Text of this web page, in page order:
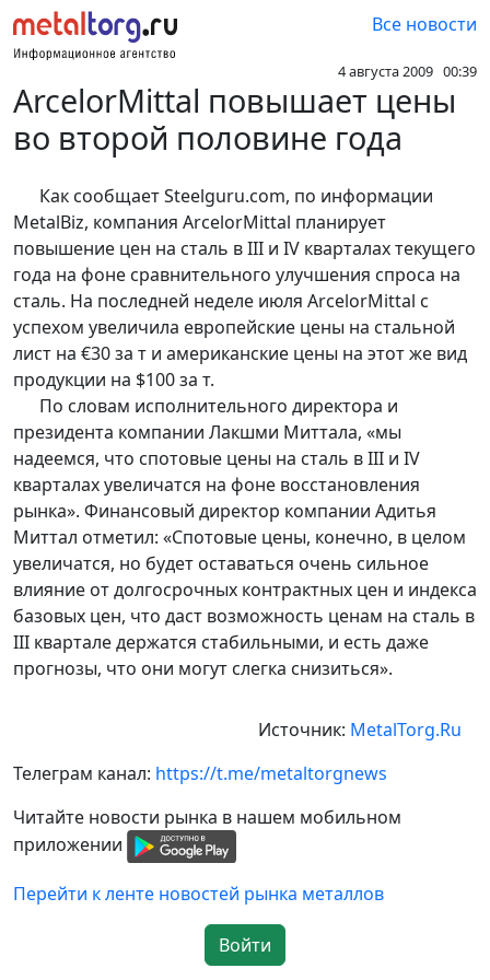
Все новости
4 августа 2009 00:39
ArcelorMittal повышает цены
во второй половине года
Как сообщает Steelguru.com, по информации
MetalBiz, компания ArcelorMittal планирует
повышение цен на сталь в III и IV кварталах текущего
года на фоне сравнительного улучшения спроса на
сталь. На последней неделе июля ArcelorMittal с
успехом увеличила европейские цены на стальной
лист на €30 за т и американские цены на этот же вид
продукции на $100 за т.
По словам исполнительного директора и
президента компании Лакшми Миттала, «мы
надеемся, что спотовые цены на сталь в III и IV
кварталах увеличатся на фоне восстановления
рынка». Финансовый директор компании Адитья
Миттал отметил: «Спотовые цены, конечно, в целом
увеличатся, но будет оставаться очень сильное
влияние от долгосрочных контрактных цен и индекса
базовых цен, что даст возможность ценам на сталь в
III квартале держатся стабильными, и есть даже
прогнозы, что они могут слегка снизиться».
Источник: MetalTorg.Ru
Телеграм канал: https://t.me/metaltorgnews
Читайте новости рынка в нашем мобильном
приложении
Перейти к ленте новостей рынка металлов
Войти